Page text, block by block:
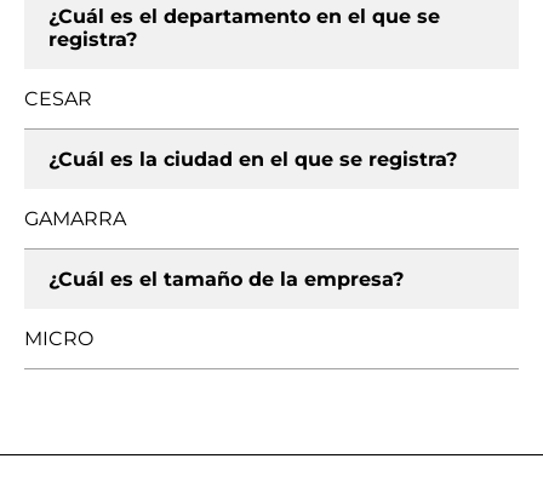
¿Cuál es el departamento en el que se
registra?
CESAR
¿Cuál es la ciudad en el que se registra?
GAMARRA
¿Cuál es el tamaño de la empresa?
MICRO